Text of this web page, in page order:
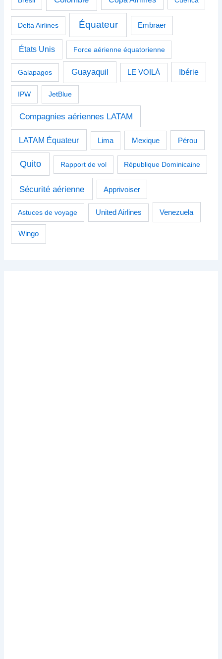
Delta Airlines Équateur Embraer
États Unis Force aérienne équatorienne
Galapagos Guayaquil LE VOILÀ Ibérie
IPW JetBlue
Compagnies aériennes LATAM
LATAM Équateur Lima Mexique Pérou
Quito Rapport de vol République Dominicaine
Sécurité aérienne Apprivoiser
Astuces de voyage United Airlines Venezuela
Wingo